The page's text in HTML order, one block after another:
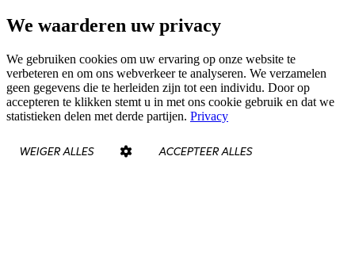
We waarderen uw privacy
We gebruiken cookies om uw ervaring op onze website te
verbeteren en om ons webverkeer te analyseren. We verzamelen
geen gegevens die te herleiden zijn tot een individu. Door op
accepteren te klikken stemt u in met ons cookie gebruik en dat we
statistieken delen met derde partijen. Privacy
WEIGER ALLES ACCEPTEER ALLES